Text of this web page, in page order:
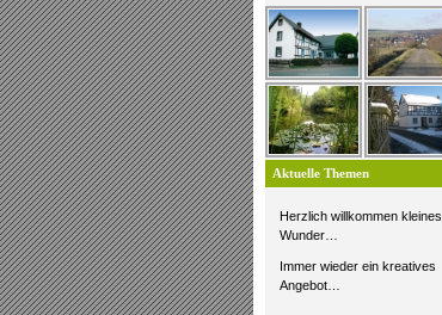
Aktuelle Themen
Herzlich willkommen kleines
Wunder…
Immer wieder ein kreatives
Angebot…